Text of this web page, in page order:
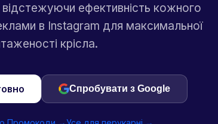
відстежуючи ефективність кожного
в Instagram для максимальної
крісла.
Спробувати з Google